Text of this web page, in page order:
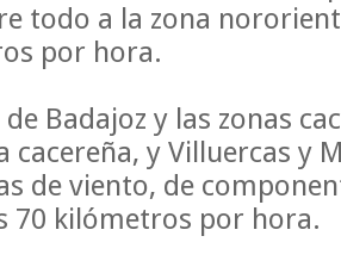
todo a la zona
por hora.
Badajoz y las zonas
cacereña, y Villuercas y
de viento, de
70 kilómetros por hora.